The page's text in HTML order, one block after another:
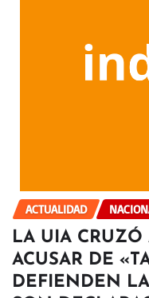
ACTUALIDAD
LA UIA CRUZÓ
ACUSAR DE
DEFIENDEN